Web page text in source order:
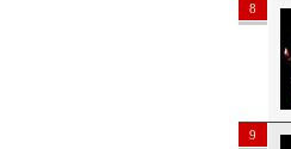
8
9